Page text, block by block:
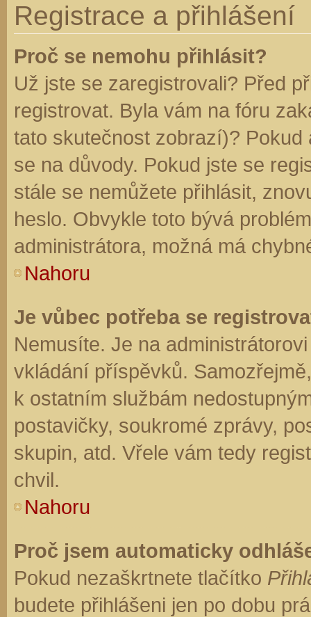
Registrace a přihlášení
Proč se nemohu přihlásit?
Už jste se zaregistrovali? Před
registrovat. Byla vám na fóru
tato skutečnost zobrazí)?
se na důvody. Pokud jste se
stále se nemůžete přihlásit,
heslo. Obvykle toto bývá
administrátora, možná má
Nahoru
Je vůbec potřeba se
Nemusíte. Je na
vkládání příspěvků.
k ostatním službám
postavičky, soukromé zprávy,
skupin, atd. Vřele vám tedy
chvil.
Nahoru
Proč jsem automaticky
Pokud nezaškrtnete tlačítko
budete přihlášeni jen po dobu